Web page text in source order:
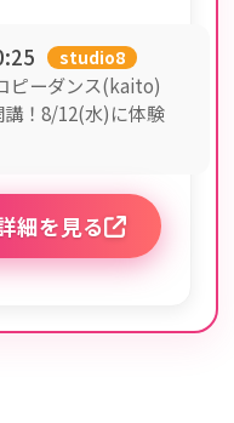
studio8
ピーダンス(kaito)
講！8/12(水)に体験
細を見る